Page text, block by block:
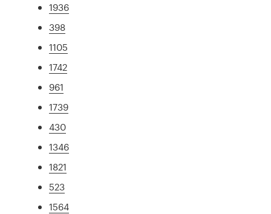
1936
398
1105
1742
961
1739
430
1346
1821
523
1564